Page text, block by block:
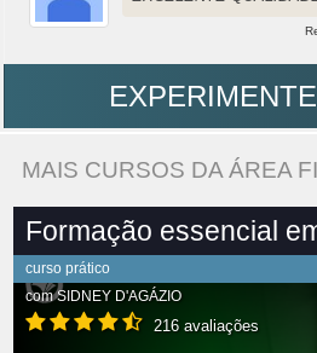
MAIS CURSOS DA ÁREA
Formação essencial
curso prático
comSIDNEY D'AGÁZIO
216 avaliações